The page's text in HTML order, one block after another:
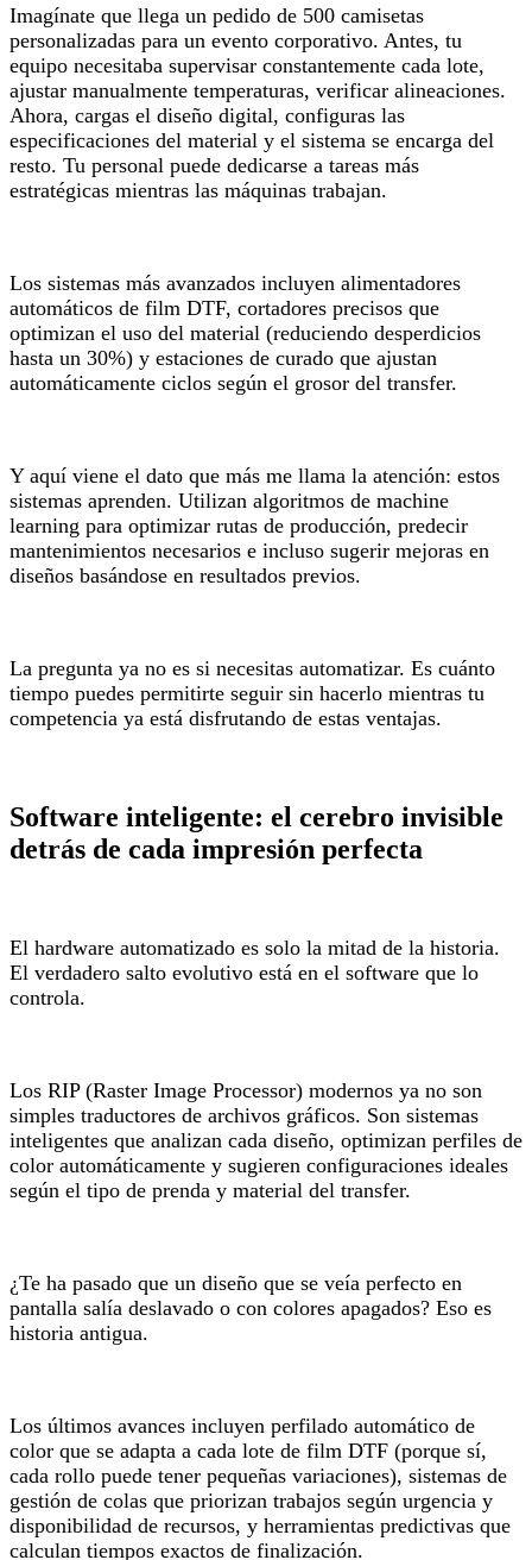
Imagínate que llega un pedido de 500 camisetas
personalizadas para un evento corporativo. Antes, tu
equipo necesitaba supervisar constantemente cada lote,
ajustar manualmente temperaturas, verificar alineaciones.
Ahora, cargas el diseño digital, configuras las
especificaciones del material y el sistema se encarga del
resto. Tu personal puede dedicarse a tareas más
estratégicas mientras las máquinas trabajan.
Los sistemas más avanzados incluyen alimentadores
automáticos de film DTF, cortadores precisos que
optimizan el uso del material (reduciendo desperdicios
hasta un 30%) y estaciones de curado que ajustan
automáticamente ciclos según el grosor del transfer.
Y aquí viene el dato que más me llama la atención: estos
sistemas aprenden. Utilizan algoritmos de machine
learning para optimizar rutas de producción, predecir
mantenimientos necesarios e incluso sugerir mejoras en
diseños basándose en resultados previos.
La pregunta ya no es si necesitas automatizar. Es cuánto
tiempo puedes permitirte seguir sin hacerlo mientras tu
competencia ya está disfrutando de estas ventajas.
Software inteligente: el cerebro invisible
detrás de cada impresión perfecta
El hardware automatizado es solo la mitad de la historia.
El verdadero salto evolutivo está en el software que lo
controla.
Los RIP (Raster Image Processor) modernos ya no son
simples traductores de archivos gráficos. Son sistemas
inteligentes que analizan cada diseño, optimizan perfiles de
color automáticamente y sugieren configuraciones ideales
según el tipo de prenda y material del transfer.
¿Te ha pasado que un diseño que se veía perfecto en
pantalla salía deslavado o con colores apagados? Eso es
historia antigua.
Los últimos avances incluyen perfilado automático de
color que se adapta a cada lote de film DTF (porque sí,
cada rollo puede tener pequeñas variaciones), sistemas de
gestión de colas que priorizan trabajos según urgencia y
disponibilidad de recursos, y herramientas predictivas que
calculan tiempos exactos de finalización.